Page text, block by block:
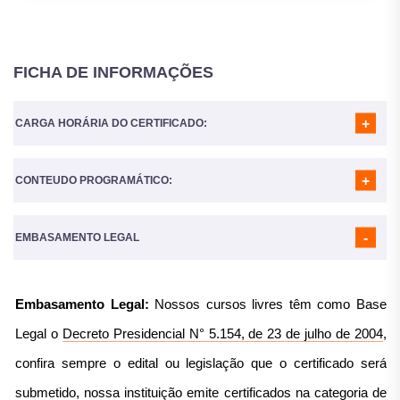
FICHA DE INFORMAÇÕES
CARGA HORÁRIA DO CERTIFICADO:
CONTEUDO PROGRAMÁTICO:
Educação
- Bases Neurobiológicas e Desenvolvimento da
Escolar
MÓDULO 05- Estratégias Pedagógicas para Alunos com TDAH
MÓDULO 06- Metodologias Ativas e Recursos Didáticos para
EMBASAMENTO LEGAL
Embasamento Legal: Nossos cursos livres têm como Base
Legal o Decreto Presidencial N° 5.154, de 23 de julho de 2004,
confira sempre o edital ou legislação que o certificado será
submetido, nossa instituição emite certificados na categoria de